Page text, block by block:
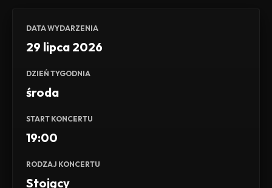
DATA WYDARZENIA
29 lipca 2026
DZIEŃ TYGODNIA
środa
START KONCERTU
19:00
RODZAJ KONCERTU
Stojący